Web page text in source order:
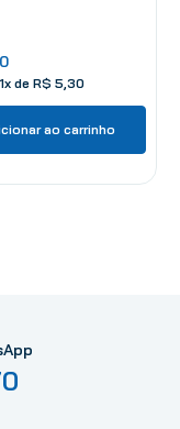
1x de R$ 5 30
ao carrinho